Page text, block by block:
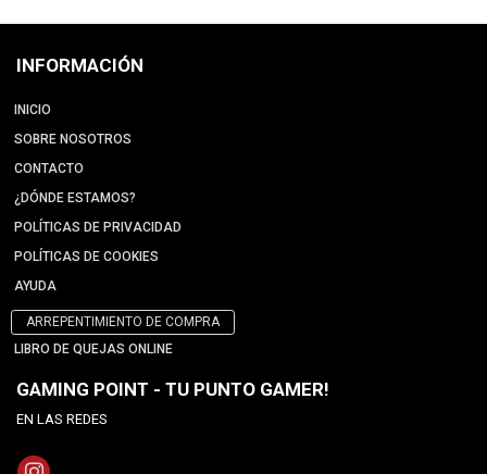
INFORMACIÓN
INICIO
SOBRE NOSOTROS
CONTACTO
¿DÓNDE ESTAMOS?
POLÍTICAS DE PRIVACIDAD
POLÍTICAS DE COOKIES
AYUDA
ARREPENTIMIENTO DE COMPRA
LIBRO DE QUEJAS ONLINE
GAMING POINT - TU PUNTO GAMER!
EN LAS REDES